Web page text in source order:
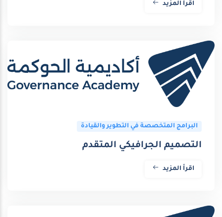
اقرأ المزيد
البرامج المتخصصة في التطوير والقيادة
التصميم الجرافيكي المتقدم
اقرأ المزيد